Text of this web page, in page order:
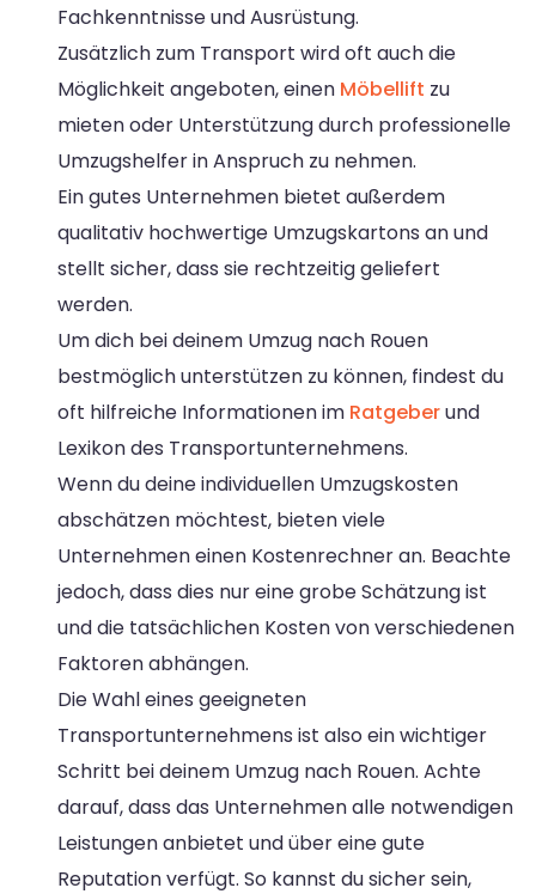
Fachkenntnisse und Ausrüstung.
Zusätzlich zum Transport wird oft auch die
Möglichkeit angeboten, einen Möbellift zu
mieten oder Unterstützung durch professionelle
Umzugshelfer in Anspruch zu nehmen.
Ein gutes Unternehmen bietet außerdem
qualitativ hochwertige Umzugskartons an und
stellt sicher, dass sie rechtzeitig geliefert
werden.
Um dich bei deinem Umzug nach Rouen
bestmöglich unterstützen zu können, findest du
oft hilfreiche Informationen im Ratgeberund
Lexikon des Transportunternehmens.
Wenn du deine individuellen Umzugskosten
abschätzen möchtest, bieten viele
Unternehmen einen Kostenrechner an. Beachte
jedoch, dass dies nur eine grobe Schätzung ist
und die tatsächlichen Kosten von verschiedenen
Faktoren abhängen.
Die Wahl eines geeigneten
Transportunternehmens ist also ein wichtiger
Schritt bei deinem Umzug nach Rouen. Achte
darauf, dass das Unternehmen alle notwendigen
Leistungen anbietet und über eine gute
Reputation verfügt. So kannst du sicher sein,